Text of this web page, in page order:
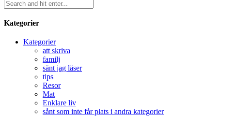
Kategorier
Kategorier
att skriva
familj
sånt jag läser
tips
Resor
Mat
Enklare liv
sånt som inte får plats i andra kategorier